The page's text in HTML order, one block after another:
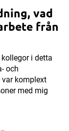
vad
från
i detta
och
var komplext
med mig